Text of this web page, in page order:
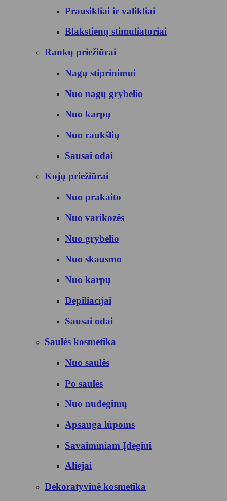
Prausikliai ir valikliai
Blakstienų stimuliatoriai
Rankų priežiūrai
Nagų stiprinimui
Nuo nagų grybelio
Nuo karpų
Nuo raukšlių
Sausai odai
Kojų priežiūrai
Nuo prakaito
Nuo varikozės
Nuo grybelio
Nuo skausmo
Nuo karpų
Depiliacijai
Sausai odai
Saulės kosmetika
Nuo saulės
Po saulės
Nuo nudegimų
Apsauga lūpoms
Savaiminiam Įdegiui
Aliejai
Dekoratyvinė kosmetika